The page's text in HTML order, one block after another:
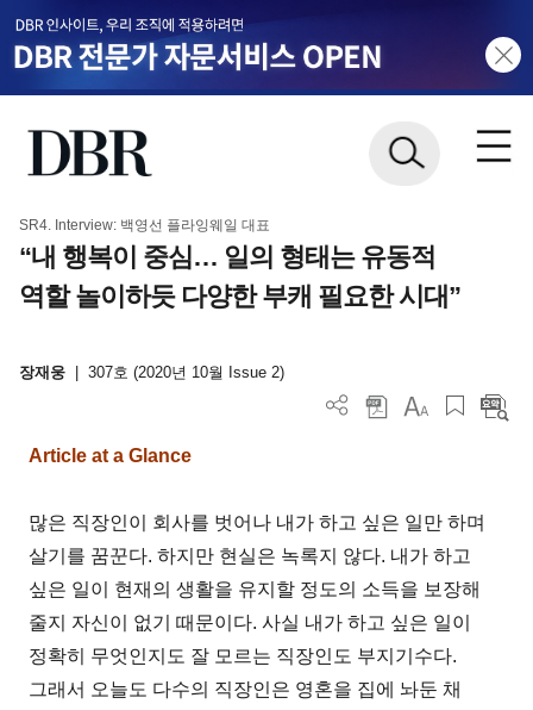
SR4. Interview: 백영선 플라잉웨일 대표
“내 행복이 중심… 일의 형태는 유동적
역할 놀이하듯 다양한 부캐 필요한 시대”
장재웅 307호 (2020년 10월 Issue 2)
Article at a Glance
많은 직장인이 회사를 벗어나 내가 하고 싶은 일만 하며
살기를 꿈꾼다. 하지만 현실은 녹록지 않다. 내가 하고
싶은 일이 현재의 생활을 유지할 정도의 소득을 보장해
줄지 자신이 없기 때문이다. 사실 내가 하고 싶은 일이
정확히 무엇인지도 잘 모르는 직장인도 부지기수다.
그래서 오늘도 다수의 직장인은 영혼을 집에 놔둔 채